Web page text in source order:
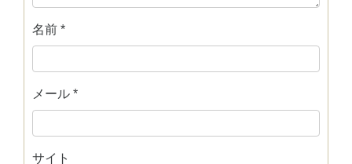
名前 *
メール *
サイト